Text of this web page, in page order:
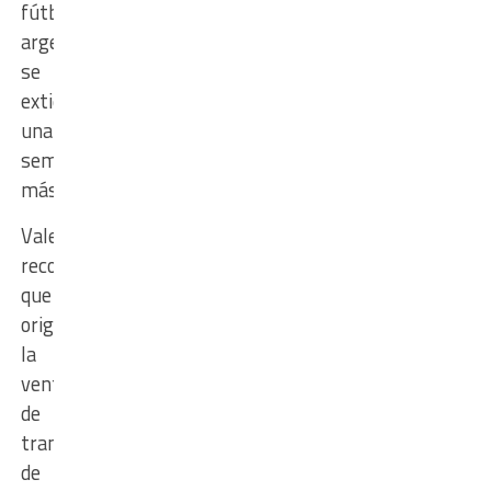
fútbol
argentino
se
extiende
una
semana
más.
Vale
recordar
que
originalmente
la
ventana
de
transferencias
de